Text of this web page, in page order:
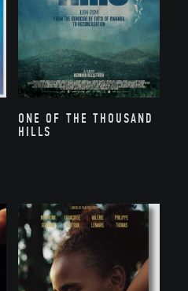
ONE OF THE THOUSAND
HILLS